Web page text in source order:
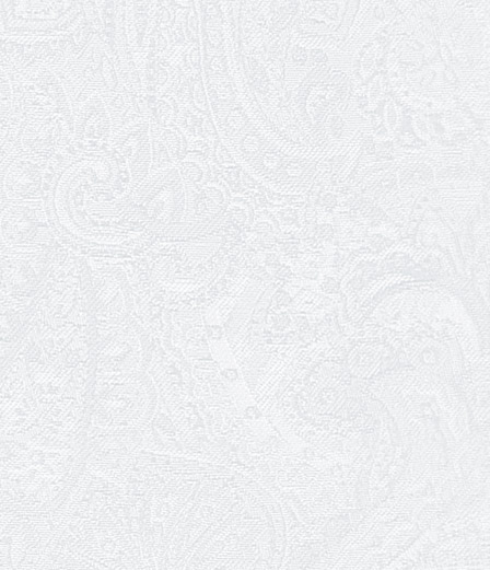
Зелене світло твого дозвілля
11.03.2026
Результати конкурсу
10.03.2026
Ювілей Тетяни Хамітової
03.03.2026
Ювілей Сергія Богаченка
02.03.2026
Результати конкурсу
27.02.2026
Ювілей Олександра Жигуліна
19.02.2026
Про гастрольний захід SQUIRT. The
Las Vegas Show
11.02.2026
Конкурс на заміщення посади
«завідувач художньо-постановочної